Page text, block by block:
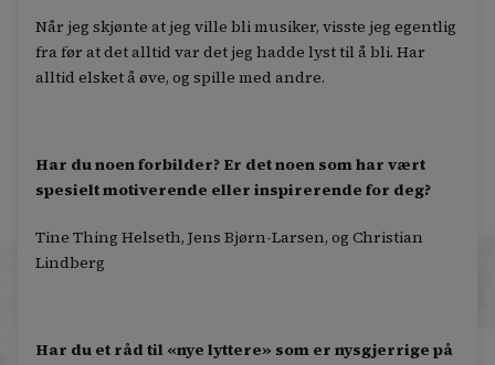
Når jeg skjønte at jeg ville bli musiker, visste jeg egentlig
fra før at det alltid var det jeg hadde lyst til å bli. Har
alltid elsket å øve, og spille med andre.
Har du noen forbilder? Er det noen som har vært
spesielt motiverende eller inspirerende for deg?
Tine Thing Helseth, Jens Bjørn-Larsen, og Christian
Lindberg
Har du et råd til «nye lyttere» som er nysgjerrige på